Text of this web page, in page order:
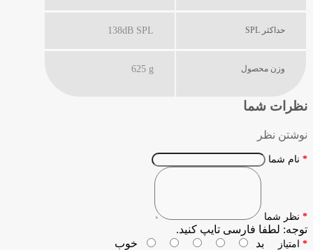
حداکثر SPL 138dB SPL
وزن محصول 625 g
نظرات شما
نوشتن نظر
نام شما
نظر شما
توجه: لطفا فارسی تایپ کنید.
امتیاز بد خوب